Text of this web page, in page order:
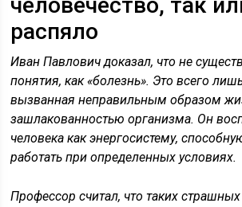
человечество, так
распяло
Иван Павлович доказал, что не
понятия, как «болезнь». Это всего
вызванная неправильным образом
зашлакованностью организма. Он
человека как энергосистему,
работать при определенных условиях.
Профессор считал, что таких